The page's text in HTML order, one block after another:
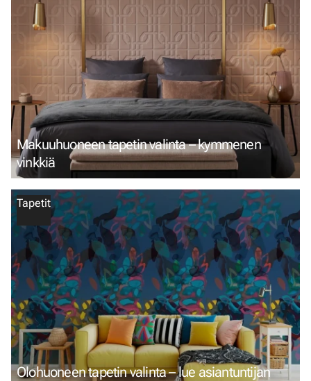
Makuuhuoneen tapetin valinta – kymmenen
vinkkiä
Tapetit
Olohuoneen tapetin valinta – lue asiantuntijan